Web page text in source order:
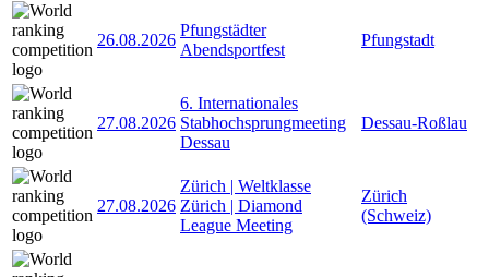
26.08.2026
Pfungstädter
Abendsportfest
Pfungstadt
27.08.2026
6. Internationales
Stabhochsprungmeeting
Dessau
Dessau-Roßlau
27.08.2026
Zürich | Weltklasse
Zürich | Diamond
League Meeting
Zürich
(Schweiz)